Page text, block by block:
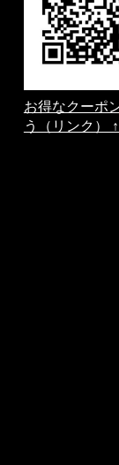
お得なクーポ
う（リンク）